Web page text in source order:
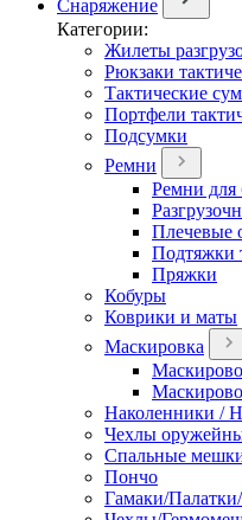
Снаряжение
Категории:
Жилеты
Рюкзаки
Тактические
Портфели
Подсумки
Ремни
Ремни для
Плечевые
Подтяжки
Пряжки
Кобуры
Коврики и маты
Маскировка
Наколенники /
Чехлы
Спальные
Пончо
Гамаки/